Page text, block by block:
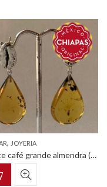
, JOYERIA
Arete café grande almendra (Línea granos de café)